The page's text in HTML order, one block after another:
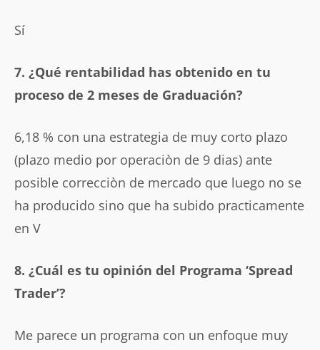
Sí
7. ¿Qué rentabilidad has obtenido en tu
proceso de 2 meses de Graduación?
6,18 % con una estrategia de muy corto plazo
(plazo medio por operaciòn de 9 dias) ante
posible correcciòn de mercado que luego no se
ha producido sino que ha subido practicamente
en V
8. ¿Cuál es tu opinión del Programa ‘Spread
Trader’?
Me parece un programa con un enfoque muy